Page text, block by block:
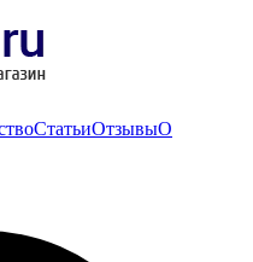
СтатьиОтзывыО